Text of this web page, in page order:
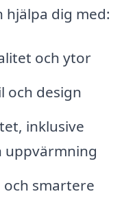
dig med:
och ytor
och design
inklusive
uppvärmning
smartere